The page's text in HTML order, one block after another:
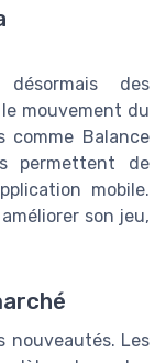
des
mouvement du
comme Balance
permettent de
mobile.
son jeu,
nouveautés. Les